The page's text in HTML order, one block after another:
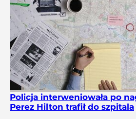
Policja interweniowała po
Perez Hilton trafił do szpitala